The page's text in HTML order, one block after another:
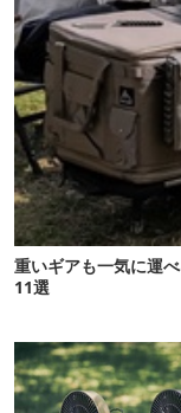
重いギアも一気に運
11選